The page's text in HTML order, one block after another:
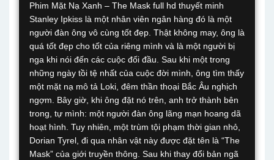
Phim Mặt Nạ Xanh – The Mask full hd thuyết minh
Stanley Ipkiss là một nhân viên ngân hàng đó là một
người đàn ông vô cùng tốt đẹp. Thật không may, ông là
quá tốt đẹp cho tốt của riêng mình và là một người bị
nga khi nói đến các cuộc đối đầu. Sau khi một trong
những ngày tồi tệ nhất của cuộc đời mình, ông tìm thấy
một mặt nạ mô tả Loki, đêm thần thoại Bắc Âu nghịch
ngợm. Bây giờ, khi ông đặt nó trên, anh trở thành bên
trong, tự mình: một người đàn ông lãng mạn hoang dã
hoạt hình. Tuy nhiên, một trùm tội phạm thời gian nhỏ,
Dorian Tyrel, đi qua nhân vật này được đặt tên là “The
Mask” của giới truyền thông. Sau khi thay đổi bản ngã